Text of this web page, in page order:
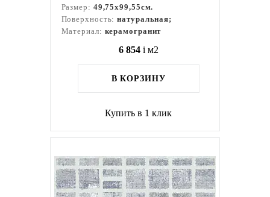
Размер: 49,75x99,55см.
Поверхность:натуральная;
Материал: керамогранит
6 854 i м2
В КОРЗИНУ
Купить в 1 клик